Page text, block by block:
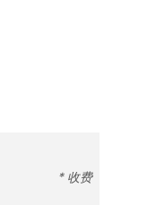
* 收费